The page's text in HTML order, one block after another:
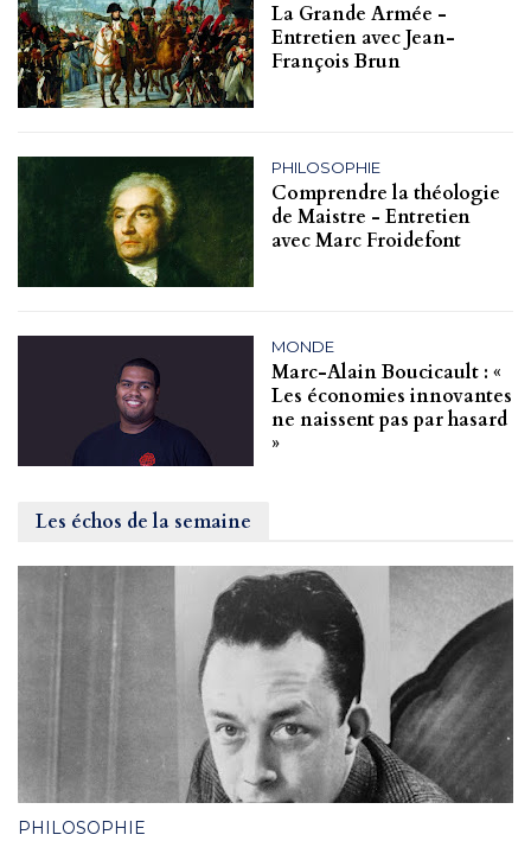
La Grande Armée -
Entretien avec Jean-
François Brun
PHILOSOPHIE
Comprendre la théologie
de Maistre - Entretien
avec Marc Froidefont
MONDE
Marc-Alain Boucicault : «
Les économies innovantes
ne naissent pas par hasard
»
Les échos de la semaine
PHILOSOPHIE